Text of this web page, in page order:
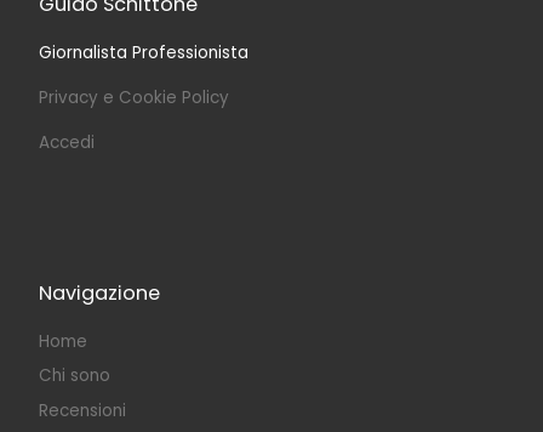
Giornalista Professionista
Privacy e Cookie Policy
Accedi
Navigazione
Home
Chi sono
Recensioni